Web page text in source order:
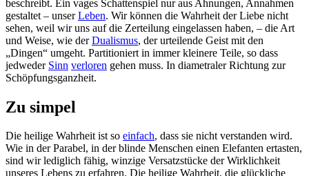
beschreibt. Ein vages Schattenspiel nur aus Ahnungen, Annahmen
gestaltet – unserLeben. Wir können die Wahrheit der Liebe nicht
sehen, weil wir uns auf die Zerteilung eingelassen haben, – die Art
und Weise, wie derDualismus, der urteilende Geist mit den
„Dingen“ umgeht. Partitioniert in immer kleinere Teile, so dass
jedweder Sinn verloren gehen muss. In diametraler Richtung zur
Schöpfungsganzheit.
Zu simpel
Die heilige Wahrheit ist so einfach, dass sie nicht verstanden wird.
Wie in der Parabel, in der blinde Menschen einen Elefanten ertasten,
sind wir lediglich fähig, winzige Versatzstücke der Wirklichkeit
unseres Lebens zu erfahren. Die heilige Wahrheit, die glückliche